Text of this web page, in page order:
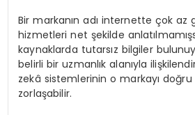
Bir markanın adı internette çok az
hizmetleri net şekilde
kaynaklarda tutarsız bilgiler
belirli bir uzmanlık alanıyla
zekâ sistemlerinin o markayı doğru
zorlaşabilir.